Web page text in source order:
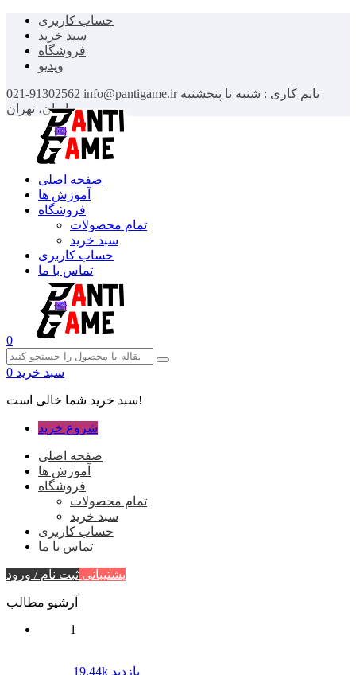
حساب کاربری
سبد خرید
فروشگاه
ویدیو
021-91302562 info@pantigame.ir تایم کاری : شنبه تا پنجشنبه
ایران، تهران
صفحه اصلی
آموزش ها
فروشگاه
تمام محصولات
سبد خرید
حساب کاربری
تماس با ما
0
سبد خرید 0
سبد خرید شما خالی است!
شروع خرید
صفحه اصلی
آموزش ها
فروشگاه
تمام محصولات
سبد خرید
حساب کاربری
تماس با ما
پشتیبانی ثبت نام / ورود
آرشیو مطالب
1
19.44k بازدید